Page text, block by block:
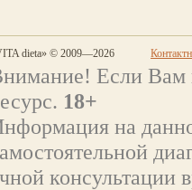
dieta» © 2009—2026
Если Вам
18+
на
консультации